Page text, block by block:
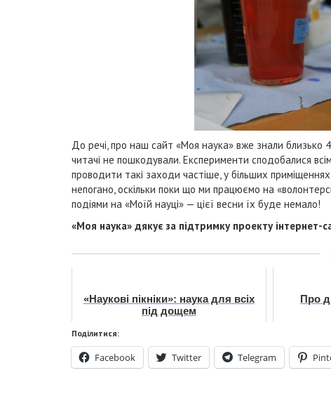
До речі, про наш сайт «Моя наука» вже знали близько
читачі не пошкодували. Експерименти сподобалися
проводити такі заходи частіше, у більших
непогано, оскільки поки що ми працюємо на
подіями на «Моїй науці» — цієї весни їх буде немало!
«Моя наука» дякує за підтримку проекту інтернет-
«Наукові пікніки»: наука для всіх
під дощем
Про
Поділитися:
Facebook Twitter Telegram